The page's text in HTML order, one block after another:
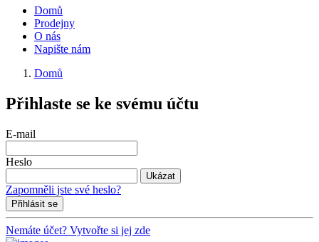
Domů
Prodejny
O nás
Napište nám
Domů
Přihlaste se ke svému účtu
E-mail
Heslo
Ukázat
Zapomněli jste své heslo?
Přihlásit se
Nemáte účet? Vytvořte si jej zde